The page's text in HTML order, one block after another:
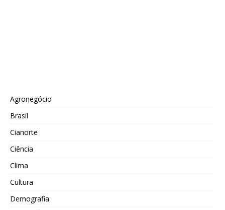
Agronegócio
Brasil
Cianorte
Ciência
Clima
Cultura
Demografia